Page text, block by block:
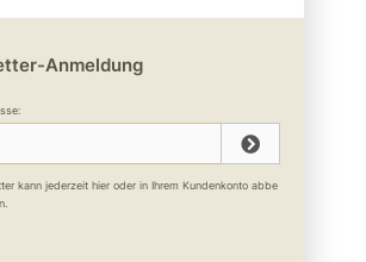
Anmeldung
kann jederzeit hier oder in Ihrem Kundenkonto abbe